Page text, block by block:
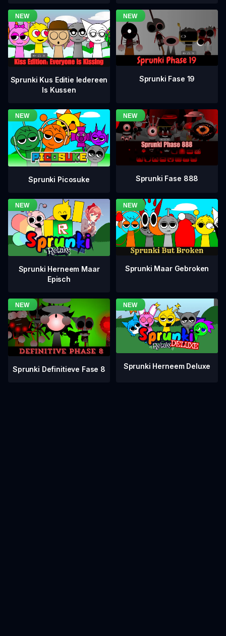
Sprunki Kus Editie Iedereen
Is Kussen
Sprunki Fase 19
Sprunki Picosuke Sprunki Fase 888
Sprunki Herneem Maar
Episch
Sprunki Maar Gebroken
Sprunki Definitieve Fase 8 Sprunki Herneem Deluxe